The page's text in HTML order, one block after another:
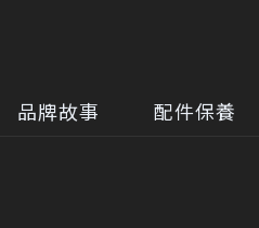
品牌故事 配件保養